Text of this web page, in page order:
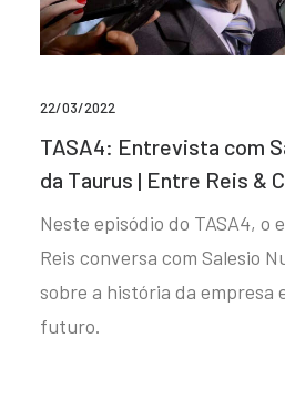
22/03/2022
TASA4: Entrevista com
da Taurus | Entre Reis &
Neste episódio do TASA4, o
Reis conversa com Salesio
sobre a história da empresa
futuro.